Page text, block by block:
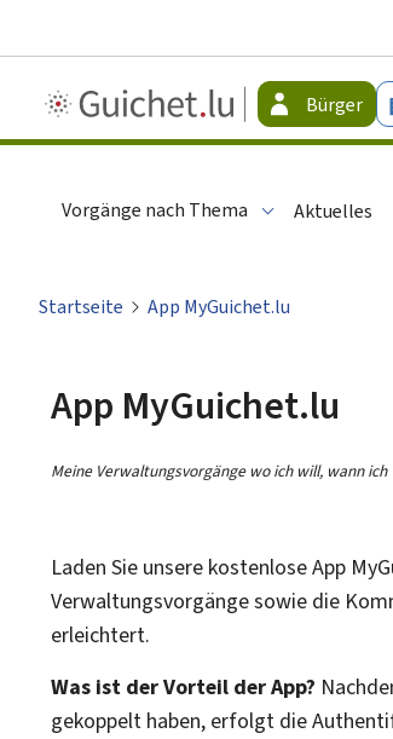
Guichet.lu
-
Bürger
Vorgänge nach Thema Aktuelles
Startseite App MyGuichet.lu
App MyGuichet.lu
Meine Verwaltungsvorgänge wo ich will, wann
Laden Sie unsere kostenlose App My
Verwaltungsvorgänge sowie die
erleichtert.
Was ist der Vorteil der App?
gekoppelt haben, erfolgt die